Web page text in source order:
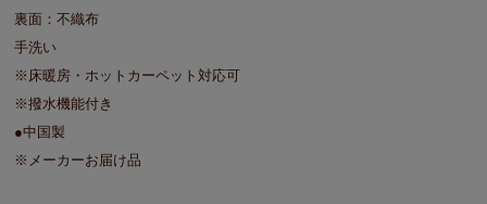
裏面：不織布
手洗い
※床暖房・ホットカーペット対応可
※撥水機能付き
●中国製
※メーカーお届け品